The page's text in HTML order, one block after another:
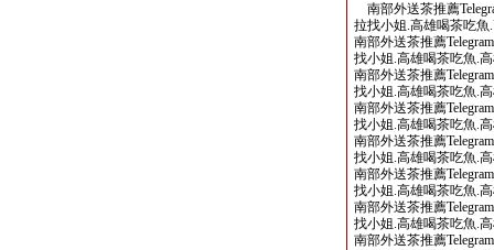
南部外送茶推薦
拉找小姐.高雄喝茶吃魚
南部外送茶推薦
找小姐.高雄喝茶吃魚.
南部外送茶推薦
找小姐.高雄喝茶吃魚.
南部外送茶推薦
找小姐.高雄喝茶吃魚.
南部外送茶推薦
找小姐.高雄喝茶吃魚.
南部外送茶推薦
找小姐.高雄喝茶吃魚.
南部外送茶推薦
找小姐.高雄喝茶吃魚.
南部外送茶推薦